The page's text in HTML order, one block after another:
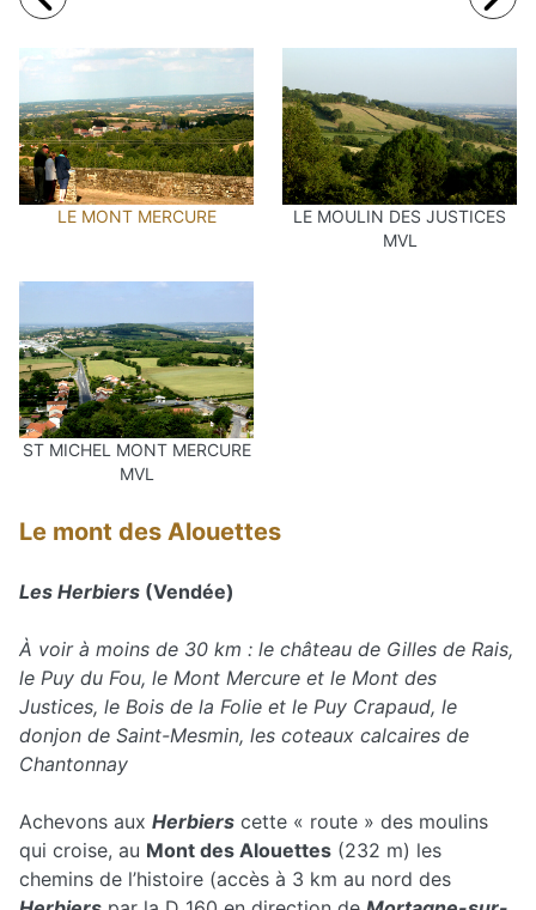
LE MONT MERCURE
LE MOULIN DES JUSTICES
MVL
ST MICHEL MONT MERCURE
MVL
Le mont des Alouettes
Les Herbiers (Vendée)
À voir à moins de 30 km : le château de Gilles de Rais,
le Puy du Fou, le Mont Mercure et le Mont des
Justices, le Bois de la Folie et le Puy Crapaud, le
donjon de Saint-Mesmin, les coteaux calcaires de
Chantonnay
Achevons aux Herbiers cette « route » des moulins
qui croise, au Mont des Alouettes (232 m) les
chemins de l’histoire (accès à 3 km au nord des